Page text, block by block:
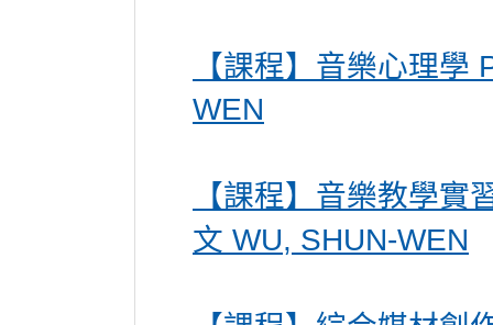
【課程】音樂心理
WEN
【課程】音樂教學
文 WU, SHUN-WEN